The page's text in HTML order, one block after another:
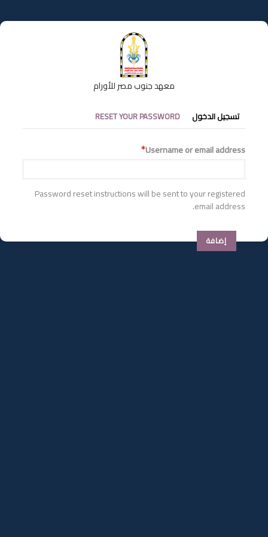
إلى
المحتوى
معهد جنوب مصر للأورام
التبويبات
الأساسية
تسجيل الدخول RESET YOUR PASSWORD
Username or email address
Password reset instructions will be sent to your registered
email address.